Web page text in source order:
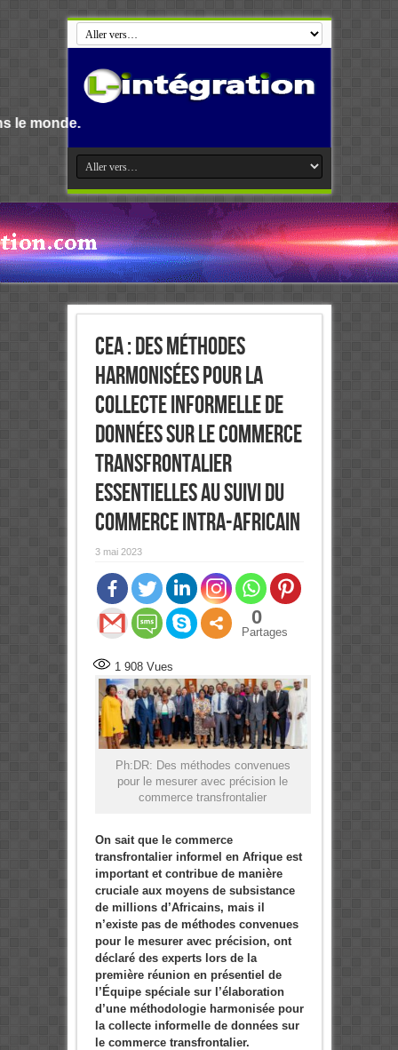
CEA : Des méthodes
harmonisées pour la
collecte informelle de
données sur le commerce
transfrontalier
essentielles au suivi du
commerce intra-africain
3 mai 2023
0
Partages
1 908Vues
Ph:DR: Des méthodes convenues
pour le mesurer avec précision le
commerce transfrontalier
On sait que le commerce
transfrontalier informel en Afrique est
important et contribue de manière
cruciale aux moyens de subsistance
de millions d’Africains, mais il
n’existe pas de méthodes convenues
pour le mesurer avec précision, ont
déclaré des experts lors de la
première réunion en présentiel de
l’Équipe spéciale sur l’élaboration
d’une méthodologie harmonisée pour
la collecte informelle de données sur
le commerce transfrontalier.